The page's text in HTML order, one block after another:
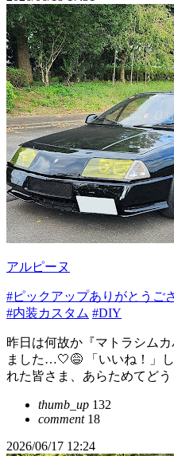
アルピーヌ
#ピックアップありがとうご
#内装カスタム #DIY
昨日は何故か『マトラシム
ました…🤍😅 「いいね！」
れた皆さま、あらためてど
thumb_up 132
comment18
2026/06/17 12:24